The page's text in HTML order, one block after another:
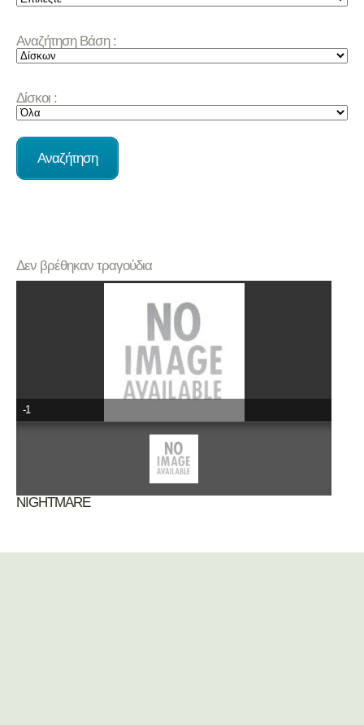
Αναζήτηση Βάση :
Δίσκοι :
Δεν βρέθηκαν τραγούδια
-1
ΝΙGHTMARE